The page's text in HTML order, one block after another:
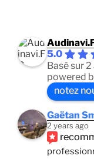
5.0
Basé sur
powered
notez
Gaëtan
2 years ago